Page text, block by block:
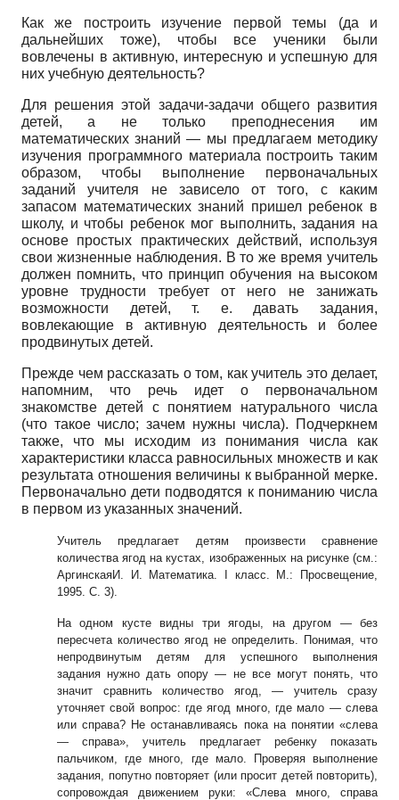
Как же построить изучение первой темы (да и
дальнейших тоже), чтобы все ученики были
вовлечены в активную, интересную и успешную для
них учебную деятельность?
Для решения этой задачи-задачи общего развития
детей, а не только преподнесения им
математических знаний — мы предлагаем методику
изучения программного материала построить таким
образом, чтобы выполнение первоначальных
заданий учителя не зависело от того, с каким
запасом математических знаний пришел ребенок в
школу, и чтобы ребенок мог выполнить, задания на
основе простых практических действий, используя
свои жизненные наблюдения. В то же время учитель
должен помнить, что принцип обучения на высоком
уровне трудности требует от него не занижать
возможности детей, т. е. давать задания,
вовлекающие в активную деятельность и более
продвинутых детей.
Прежде чем рассказать о том, как учитель это делает,
напомним, что речь идет о первоначальном
знакомстве детей с понятием натурального числа
(что такое число; зачем нужны числа). Подчеркнем
также, что мы исходим из понимания числа как
характеристики класса равносильных множеств и как
результата отношения величины к выбранной мерке.
Первоначально дети подводятся к пониманию числа
в первом из указанных значений.
Учитель предлагает детям произвести сравнение
количества ягод на кустах, изображенных на рисунке (см.:
АргинскаяИ. И. Математика. I класс. М.: Просвещение,
1995. С. 3).
На одном кусте видны три ягоды, на другом — без
пересчета количество ягод не определить. Понимая, что
непродвинутым детям для успешного выполнения
задания нужно дать опору — не все могут понять, что
значит сравнить количество ягод, — учитель сразу
уточняет свой вопрос: где ягод много, где мало — слева
илисправа? Не останавливаясь пока на понятии «слева
— справа», учитель предлагает ребенку показать
пальчиком, где много, где мало. Проверяя выполнение
задания, попутно повторяет (или просит детей повторить),
сопровождая движением руки: «Слева много, справа